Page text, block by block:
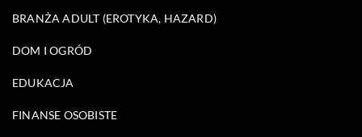
BRANŻA ADULT (EROTYKA, HAZARD)
DOM I OGRÓD
EDUKACJA
FINANSE OSOBISTE